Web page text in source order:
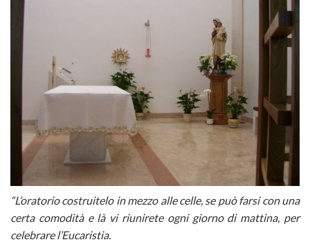
“L’oratorio costruitelo in mezzo alle celle, se può farsi con una
certa comodità e là vi riunirete ogni giorno di mattina, per
celebrare l’Eucaristia.